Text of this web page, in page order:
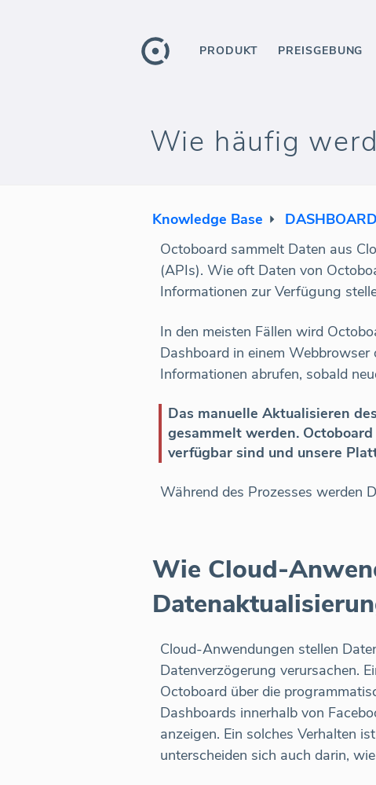
PRODUKT PREISGEBUNG
Wie häufig
Knowledge Base
Octoboard sammelt Daten aus
(APIs). Wie oft Daten von
Informationen zur Verfügung
In den meisten Fällen wird
Dashboard in einem
Informationen abrufen, sobald
Das manuelle Aktualisieren
gesammelt werden.
verfügbar sind und unsere
Während des Prozesses werden
Wie Cloud-
Cloud-Anwendungen stellen
Datenverzögerung verursachen.
Octoboard über die
Dashboards innerhalb von
anzeigen. Ein solches Verhalten
unterscheiden sich auch darin,